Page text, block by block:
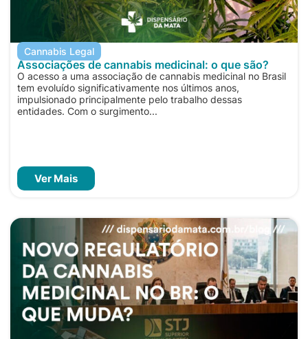
Cannabis Legal
Associações de cannabis medicinal: o que são?
O acesso a uma associação de cannabis medicinal no Brasil
tem evoluído significativamente nos últimos anos,
impulsionado principalmente pelo trabalho dessas
entidades. Com o surgimento...
Ver Mais